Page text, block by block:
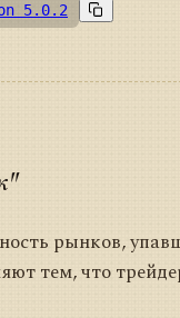
5.0.2
рынков,
тем, что